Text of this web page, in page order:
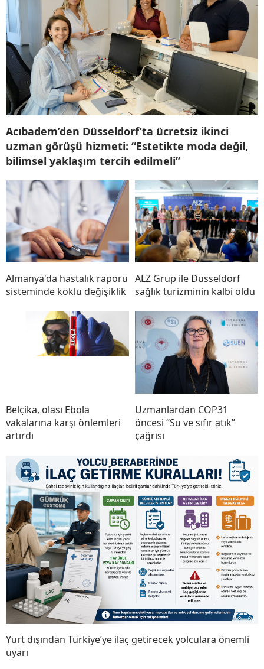
Acıbadem’den Düsseldorf’ta ücretsiz ikinci
uzman görüşü hizmeti: “Estetikte moda değil,
bilimsel yaklaşım tercih edilmeli”
Almanya'da hastalık raporu
sisteminde köklü değişiklik
ALZ Grup ile Düsseldorf
sağlık turizminin kalbi oldu
Belçika, olası Ebola
vakalarına karşı önlemleri
artırdı
Uzmanlardan COP31
öncesi “Su ve sıfır atık”
çağrısı
Yurt dışından Türkiye’ye ilaç getirecek yolculara önemli
uyarı